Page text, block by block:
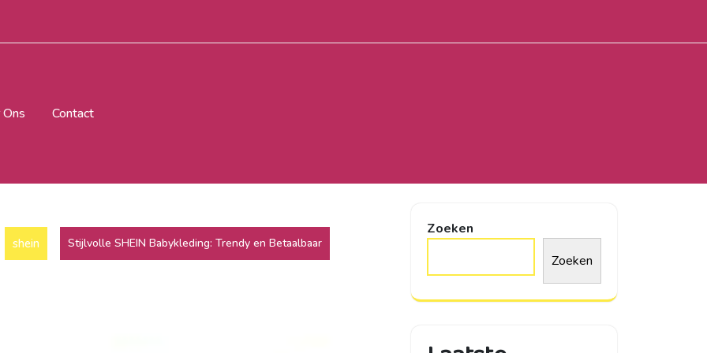
Contact
shein Stijlvolle SHEIN Babykleding: Trendy en Betaalbaar
Zoeken
Zoeken